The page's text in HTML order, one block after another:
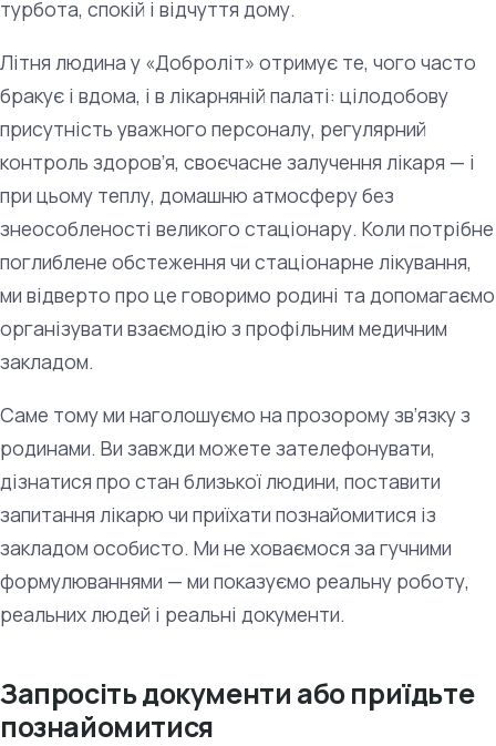
турбота, спокій і відчуття дому.
Літня людина у «Доброліт» отримує те, чого часто
бракує і вдома, і в лікарняній палаті: цілодобову
присутність уважного персоналу, регулярний
контроль здоров’я, своєчасне залучення лікаря — і
при цьому теплу, домашню атмосферу без
знеособленості великого стаціонару. Коли потрібне
поглиблене обстеження чи стаціонарне лікування,
ми відверто про це говоримо родині та допомагаємо
організувати взаємодію з профільним медичним
закладом.
Саме тому ми наголошуємо на прозорому зв’язку з
родинами. Ви завжди можете зателефонувати,
дізнатися про стан близької людини, поставити
запитання лікарю чи приїхати познайомитися із
закладом особисто. Ми не ховаємося за гучними
формулюваннями — ми показуємо реальну роботу,
реальних людей і реальні документи.
Запросіть документи або приїдьте
познайомитися